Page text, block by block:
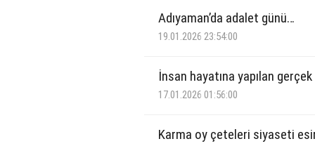
Adıyaman’da adalet günü…
19.01.2026 23:54:00
İnsan hayatına yapılan
17.01.2026 01:56:00
Karma oy çeteleri siyaseti